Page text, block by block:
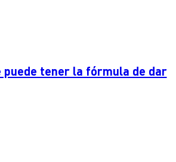
puede tener la fórmula de dar